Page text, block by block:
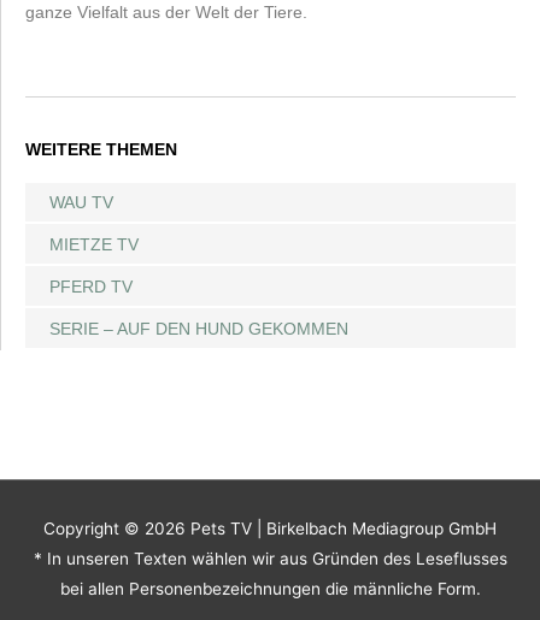
ganze Vielfalt aus der Welt der Tiere.
WEITERE THEMEN
WAU TV
MIETZE TV
PFERD TV
SERIE – AUF DEN HUND GEKOMMEN
Copyright © 2026 Pets TV | Birkelbach Mediagroup GmbH
* In unseren Texten wählen wir aus Gründen des Leseflusses
bei allen Personenbezeichnungen die männliche Form.